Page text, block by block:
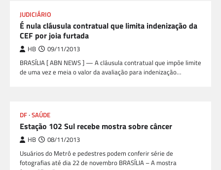
JUDICIÁRIO
É nula cláusula contratual que limita indenização da
CEF por joia furtada
HB 09/11/2013
BRASÍLIA [ ABN NEWS ] — A cláusula contratual que impõe limite
de uma vez e meia o valor da avaliação para indenização…
DF SAÚDE
Estação 102 Sul recebe mostra sobre câncer
HB 08/11/2013
Usuários do Metrô e pedestres podem conferir série de
fotografias até dia 22 de novembro BRASÍLIA – A mostra